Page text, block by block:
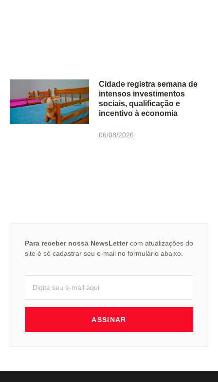
Cidade registra semana de
intensos investimentos
sociais, qualificação e
incentivo à economia
06/08/2026
Para receber nossa NewsLettercom atualizações do
site é só cadastrar seu e-mail no formulário abaixo.
ASSINAR